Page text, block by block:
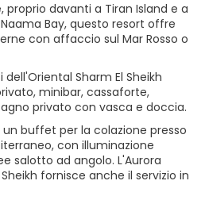
davanti a Tiran Island e a
Bay, questo resort offre
con affaccio sul Mar Rosso o
Sharm El Sheikh
minibar, cassaforte,
privato con vasca e doccia.
buffet per la colazione presso
con illuminazione
salotto ad angolo. L'Aurora
fornisce anche il servizio in